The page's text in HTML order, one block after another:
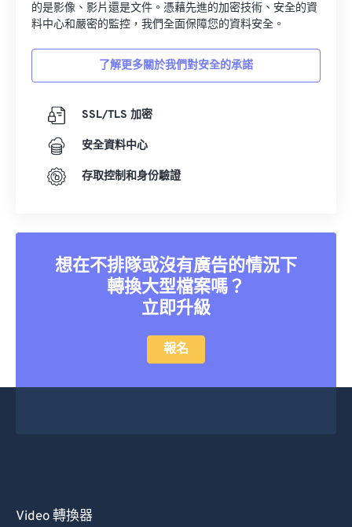
的是影像、影片還是文件。憑藉先進的加密技術、安全的資
料中心和嚴密的監控，我們全面保障您的資料安全。
了解更多關於我們對安全的承諾
SSL/TLS 加密
安全資料中心
存取控制和身份驗證
想在不排隊或沒有廣告的情況下
轉換大型檔案嗎？
立即升級
報名
Video 轉換器